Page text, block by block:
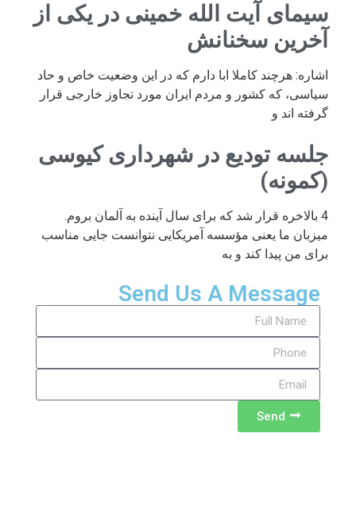
سیمای آیت الله خمینی در یکی از
آخرین سخنانش
اشاره: هرچند کاملا ابا دارم که در این وضعیت خاص و حاد
سیاسی، که کشور و مردم ایران مورد تجاوز خارجی قرار
گرفته اند و
جلسه تودیع در شهرداری کیوسی
(کمونه)
4 بالاخره قرار شد که برای سال آینده به آلمان بروم.
میزبان ما یعنی مؤسسه آمریکایی نتوانست جایی مناسب
برای من پیدا کند و به
Send Us A Message
Send